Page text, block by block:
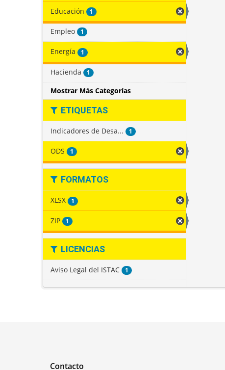
Educación 1
Empleo 1
Energía 1
Hacienda 1
Mostrar Más Categorías
ETIQUETAS
Indicadores de Desa... 1
ODS 1
FORMATOS
XLSX 1
ZIP 1
LICENCIAS
Aviso Legal del ISTAC 1
Contacto